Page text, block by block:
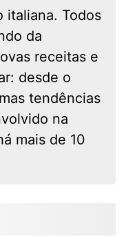
italiana. Todos
da
receitas e
desde o
tendências
na
mais de 10